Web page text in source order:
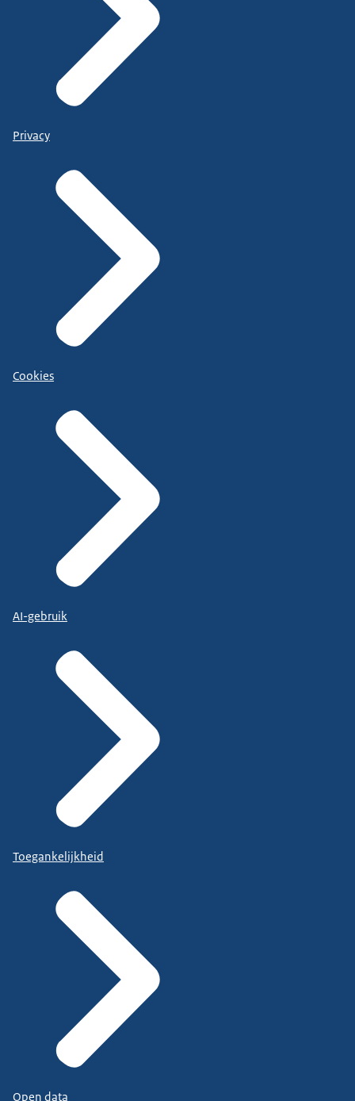
Privacy
Cookies
AI-gebruik
Toegankelijkheid
Open data